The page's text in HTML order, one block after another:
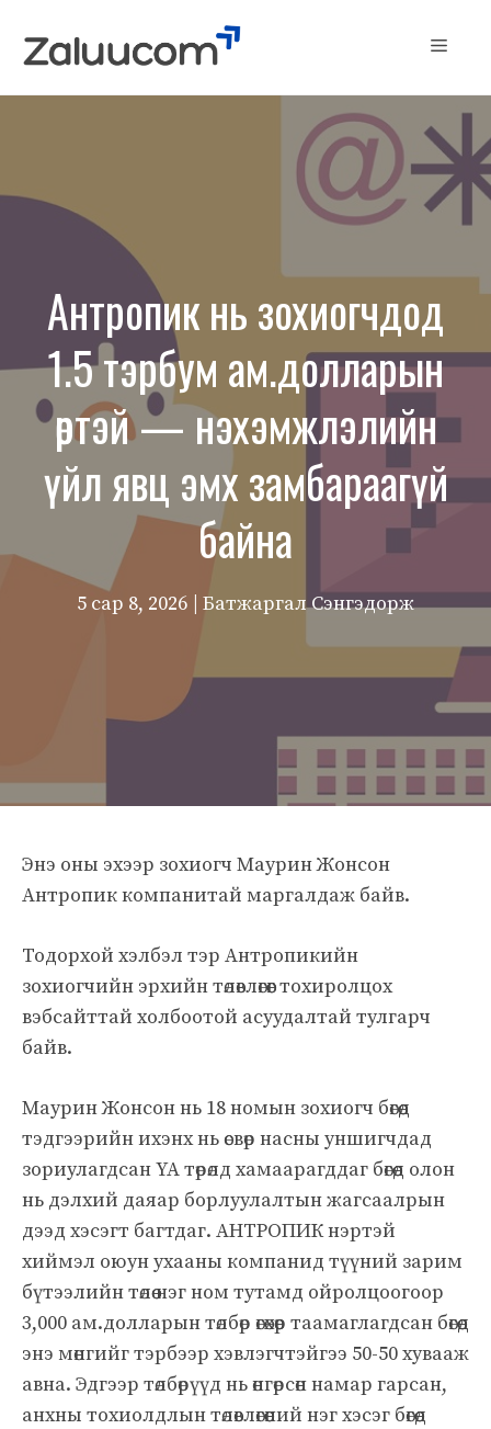
Menu
Антропик нь зохиогчдод
1.5 тэрбум ам.долларын
өртэй — нэхэмжлэлийн
үйл явц эмх замбараагүй
байна
5 сар 8, 2026 | Батжаргал Сэнгэдорж
Энэ оны эхээр зохиогч Маурин Жонсон
Антропик компанитай маргалдаж байв.
Тодорхой хэлбэл тэр Антропикийн
зохиогчийн эрхийн төлөвлөгөөг тохиролцох
вэбсайттай холбоотой асуудалтай тулгарч
байв.
Маурин Жонсон нь 18 номын зохиогч бөгөөд
тэдгээрийн ихэнх нь өсвөр насны уншигчдад
зориулагдсан YA төрөлд хамаарагддаг бөгөөд олон
нь дэлхий даяар борлуулалтын жагсаалрын
дээд хэсэгт багтдаг. АНТРОПИК нэртэй
хиймэл оюун ухааны компанид түүний зарим
бүтээлийн төлөө нэг ном тутамд ойролцоогоор
3,000 ам.долларын төлбөр өгөхөөр таамаглагдсан бөгөөд
энэ мөнгийг тэрбээр хэвлэгчтэйгээ 50-50 хувааж
авна. Эдгээр төлбөрүүд нь өнгөрсөн намар гарсан,
анхны тохиолдлын төлөвлөгөөний нэг хэсэг бөгөөд